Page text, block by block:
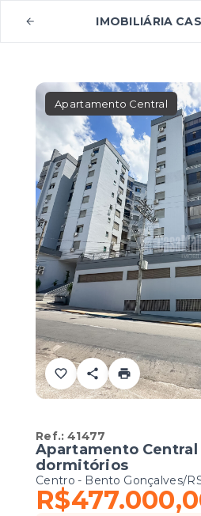
IMOBILIÁRIA
Apartamento Central
Ref.:41477
Apartamento Central
dormitórios
Centro - Bento Gonçalves/